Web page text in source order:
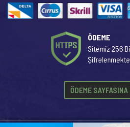
ÖDEME
Sitemiz 256
ÖDEME SAYFASINA